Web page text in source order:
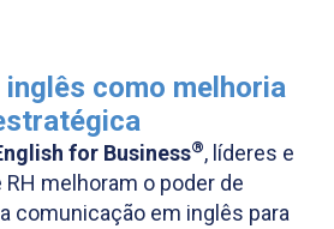
inglês como melhoria
for Business®, líderes e
melhoram o poder de
comunicação em inglês para